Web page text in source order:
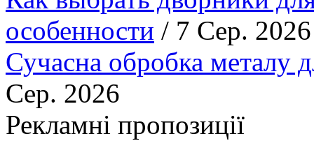
особенности / 7 Сер. 2026
Сучасна обробка металу
Сер. 2026
Рекламні пропозиції